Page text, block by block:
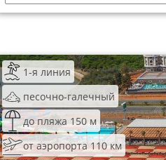
1-я линия
песочно-галечный
до пляжа 150 м
от аэропорта 110 км